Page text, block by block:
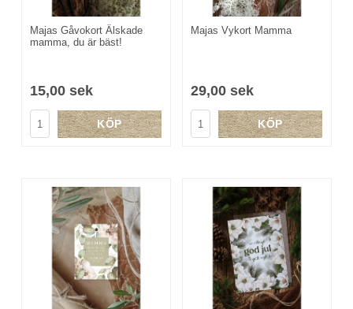
Majas Gåvokort Älskade
mamma, du är bäst!
15,00 sek
KÖP
Majas Vykort Mamma
29,00 sek
KÖP